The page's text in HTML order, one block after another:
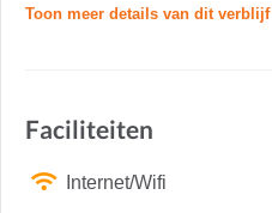
Toon meer details van dit verblijf
Faciliteiten
Internet/Wifi